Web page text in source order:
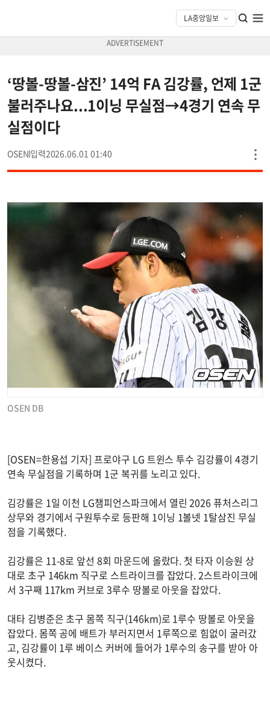
‘땅볼-땅볼-삼진’ 14억 FA 김강률, 언제 1군
불러주나요...1이닝 무실점→4경기 연속 무
실점이다
OSEN 2026.06.01 01:40
OSEN DB
[OSEN=한용섭 기자] 프로야구 LG 트윈스 투수 김강률이 4경기
연속 무실점을 기록하며 1군 복귀를 노리고 있다.
김강률은 1일 이천 LG챔피언스파크에서 열린 2026 퓨처스리그
상무와 경기에서 구원투수로 등판해 1이닝 1볼넷 1탈삼진 무실
점을 기록했다.
김강률은 11-8로 앞선 8회 마운드에 올랐다. 첫 타자 이승원 상
대로 초구 146km 직구로 스트라이크를 잡았다. 2스트라이크에
서 3구째 117km 커브로 3루수 땅볼로 아웃을 잡았다.
대타 김병준은 초구 몸쪽 직구(146km)로 1루수 땅볼로 아웃을
잡았다. 몸쪽 공에 배트가 부러지면서 1루쪽으로 힘없이 굴러갔
고, 김강률이 1루 베이스 커버에 들어가 1루수의 송구를 받아 아
웃시켰다.